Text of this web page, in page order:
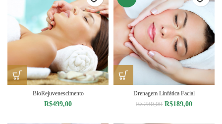
BioRejuvenescimento
R$499,00
Drenagem Linfática Facial
R$280,00 O
R$189,00O